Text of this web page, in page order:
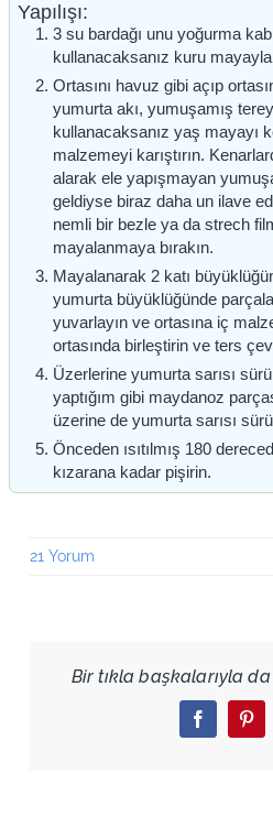
Yapılışı:
3 su bardağı unu yoğurma
kullanacaksanız kuru
Ortasını havuz gibi açıp
yumurta akı, yumuşamış
kullanacaksanız yaş mayayı
malzemeyi karıştırın.
alarak ele yapışmayan
geldiyse biraz daha un ilave
nemli bir bezle ya da strech
mayalanmaya bırakın.
Mayalanarak 2 katı
yumurta büyüklüğünde
yuvarlayın ve ortasına iç
ortasında birleştirin ve ters
Üzerlerine yumurta sarısı
yaptığım gibi maydanoz
üzerine de yumurta sarısı
Önceden ısıtılmış 180
kızarana kadar pişirin.
21 Yorum
Bir tıkla başkalarıyla
Facebook